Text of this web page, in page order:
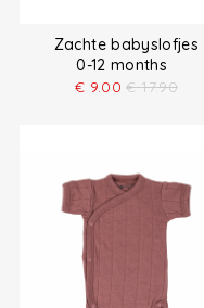
Zachte babyslofjes
0-12 months
€ 9.00 € 17.90